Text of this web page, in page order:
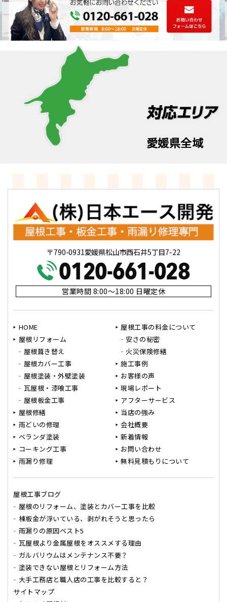
愛媛県全域
〒790-0931愛媛県松山市西石井5丁目7-22
営業時間 8:00～18:00 日曜定休
HOME
屋根リフォーム
屋根葺き替え
屋根カバー工事
屋根塗装・外壁塗装
瓦屋根・漆喰工事
屋根板金工事
屋根修繕
雨どいの修理
ベランダ塗装
コーキング工事
雨漏り修理
屋根工事の料金について
安さの秘密
火災保険修繕
施工事例
お客様の声
現場レポート
アフターサービス
当店の強み
会社概要
新着情報
お問い合わせ
無料見積もりについて
屋根工事ブログ
屋根のリフォーム、塗装とカバー工事を比較
棟板金が浮いている、剥がれそうと思ったら
雨漏りの原因ベスト5
瓦屋根より金属屋根をオススメする理由
ガルバリウムはメンテナンス不要？
塗装できない屋根とリフォーム方法
大手工務店と職人店の工事を比較すると？
サイトマップ